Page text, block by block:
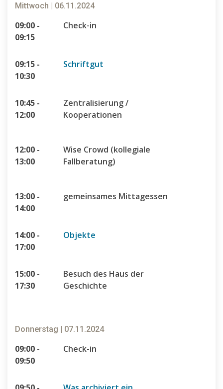
Mittwoch | 06.11.2024
09:00 -
09:15
Check-in
09:15 -
10:30
Schriftgut
10:45 -
12:00
Zentralisierung /
Kooperationen
12:00 -
13:00
Wise Crowd (kollegiale
Fallberatung)
13:00 -
14:00
gemeinsames Mittagessen
14:00 -
17:00
Objekte
15:00 -
17:30
Besuch des Haus der
Geschichte
Donnerstag | 07.11.2024
09:00 -
09:50
Check-in